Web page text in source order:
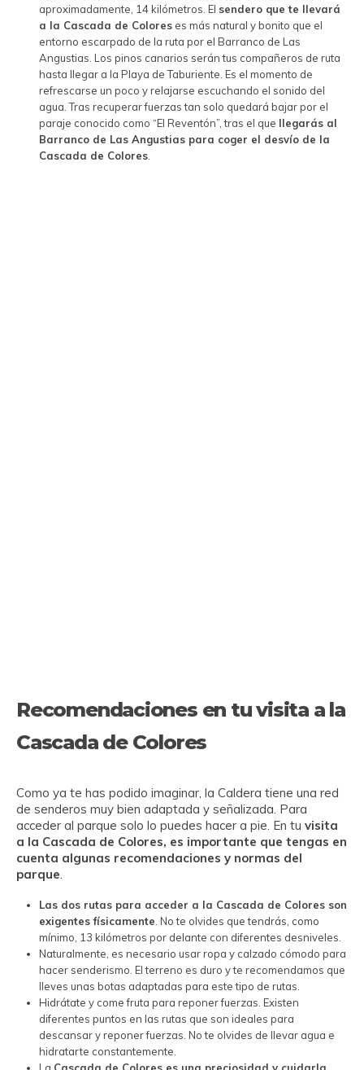
aproximadamente, 14 kilómetros. El sendero que te llevará
a la Cascada de Coloreses más natural y bonito que el
entorno escarpado de la ruta por el Barranco de Las
Angustias. Los pinos canarios serán tus compañeros de ruta
hasta llegar a la Playa de Taburiente. Es el momento de
refrescarse un poco y relajarse escuchando el sonido del
agua. Tras recuperar fuerzas tan solo quedará bajar por el
paraje conocido como “El Reventón”, tras el que llegarás al
Barranco de Las Angustias para coger el desvío de la
Cascada de Colores.
Recomendaciones en tu visita a la
Cascada de Colores
Como ya te has podido imaginar, la Caldera tiene una red
de senderos muy bien adaptada y señalizada. Para
acceder al parque solo lo puedes hacer a pie. En tu visita
a la Cascada de Colores, es importante que tengas en
cuenta algunas recomendaciones y normas del
parque.
Las dos rutas para acceder a la Cascada de Colores son
exigentes físicamente. No te olvides que tendrás, como
mínimo, 13 kilómetros por delante con diferentes desniveles.
Naturalmente, es necesario usar ropa y calzado cómodo para
hacer senderismo. El terreno es duro y te recomendamos que
lleves unas botas adaptadas para este tipo de rutas.
Hidrátate y come fruta para reponer fuerzas. Existen
diferentes puntos en las rutas que son ideales para
descansar y reponer fuerzas. No te olvides de llevar agua e
hidratarte constantemente.